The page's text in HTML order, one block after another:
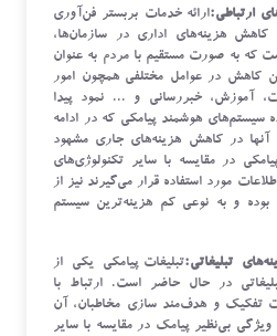
ارتباطی:ارائه خدمات بربستر فن‌آوری
هزینه‌های اداری در سازمان‌ها،
که به صورت مستقیم با مردم به عنوان
کاهش در عوامل مختلفی همچون امور
آموزش، خبررسانی و ... نمود پیدا
سیستم‌های هوشمند پیامکی که در ادامه
آنها در کاهش هزینه‌های جاری مشهود
در مقایسه با سایر تکنولوژی‌های
مورد استفاده قرار می‌گیرند نیز از
بوده و به نوعی کم هزینه‌ترین سیستم
تبلیغاتی:تبلیغات پیامکی یکی از
در حال حاضر است. ارتباط با
تفکیک و هدف‌مند سازی مخاطبان، آن
بی‌نظیر پیامک در مقایسه با سایر